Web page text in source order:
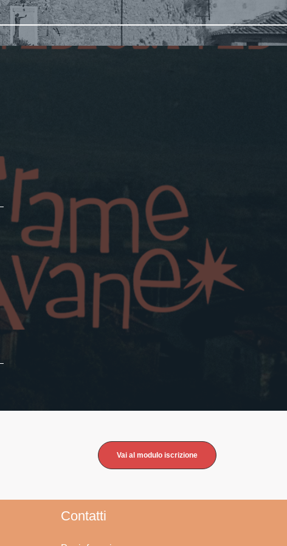
Vai al modulo iscrizione
Contatti